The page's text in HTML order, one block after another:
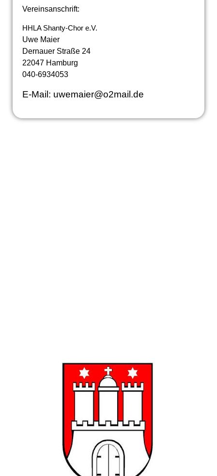
Vereinsanschrift:
HHLA Shanty-Chor e.V.
Uwe Maier
Dernauer Straße 24
22047 Hamburg
040-6934053
E-Mail: uwemaier@o2mail.de